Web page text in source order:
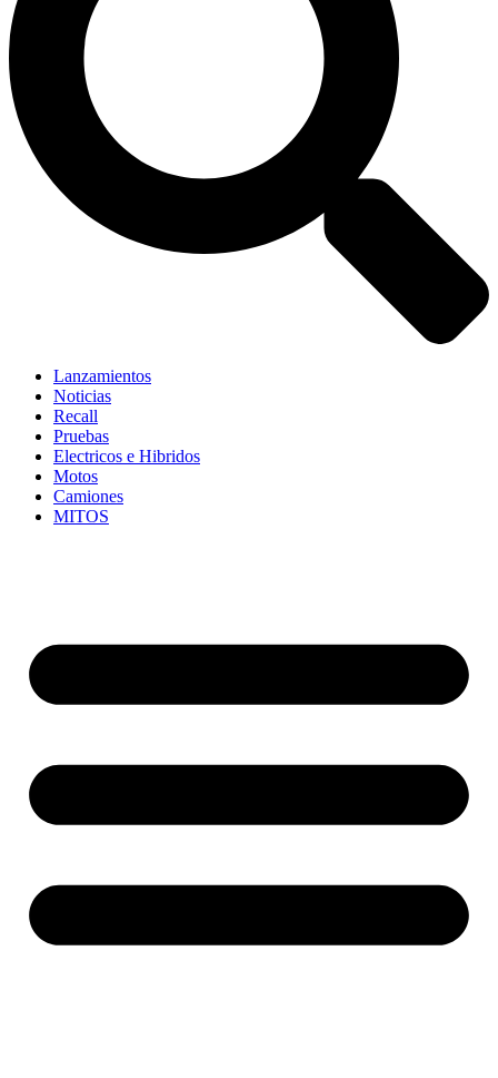
Lanzamientos
Noticias
Recall
Pruebas
Electricos e Hibridos
Motos
Camiones
MITOS